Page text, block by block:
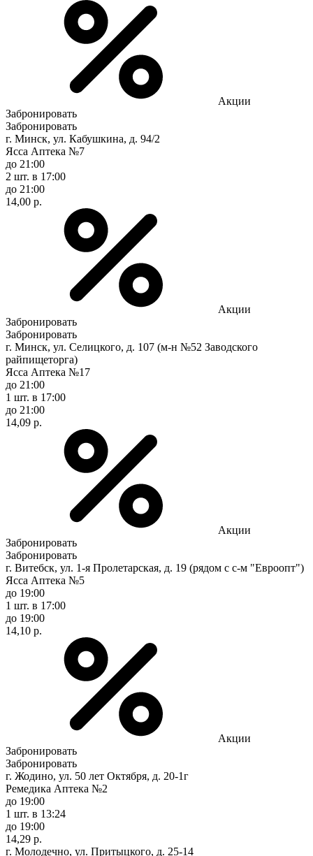
Акции
Забронировать
Забронировать
г. Минск, ул. Кабушкина, д. 94/2
Ясса Аптека №7
до 21:00
2 шт. в 17:00
до 21:00
14,00 р.
Акции
Забронировать
Забронировать
г. Минск, ул. Селицкого, д. 107 (м-н №52 Заводского
райпищеторга)
Ясса Аптека №17
до 21:00
1 шт. в 17:00
до 21:00
14,09 р.
Акции
Забронировать
Забронировать
г. Витебск, ул. 1-я Пролетарская, д. 19 (рядом с с-м "Евроопт")
Ясса Аптека №5
до 19:00
1 шт. в 17:00
до 19:00
14,10 р.
Акции
Забронировать
Забронировать
г. Жодино, ул. 50 лет Октября, д. 20-1г
Ремедика Аптека №2
до 19:00
1 шт. в 13:24
до 19:00
14,29 р.
г. Молодечно, ул. Притыцкого, д. 25-14